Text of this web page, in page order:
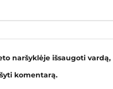
naršyklėje išsaugoti
komentarą.